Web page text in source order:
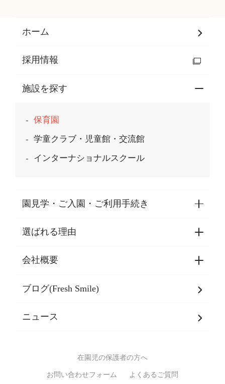
ホーム
採用情報
施設を探す
保育園
学童クラブ・児童館・交流館
インターナショナルスクール
園見学・ご入園・ご利用手続き
園見学・ご入園・ご利用手続き
東京都認証保育所空き状況
選ばれる理由
選ばれる理由一覧
乳児期・幼児期・
バイリンガル保育園
スポーツ保育園
会社概要
会社概要
SDGsについて
ブログ(Fresh Smile)
ニュース
在園児の保護者の方へ
お問い合わせフォーム よくあるご質問